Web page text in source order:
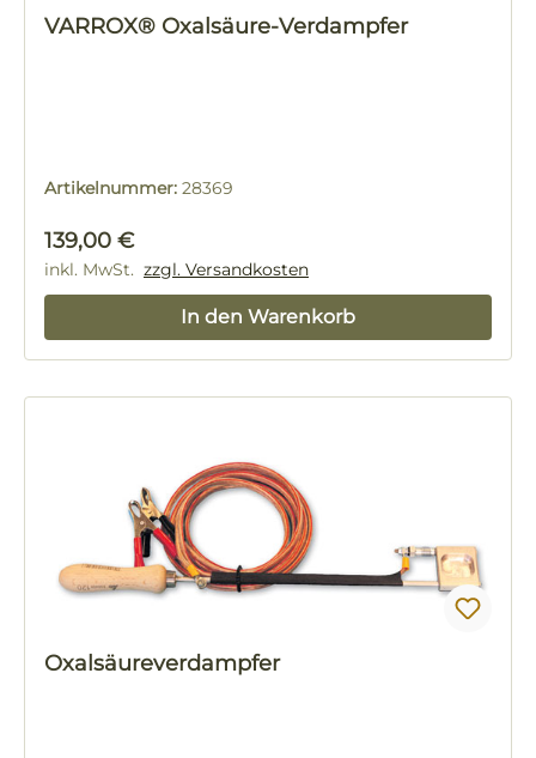
VARROX® Oxalsäure-Verdampfer
Artikelnummer: 28369
Regulärer Preis:
139,00 €
inkl. MwSt. zzgl. Versandkosten
In den Warenkorb
Oxalsäureverdampfer